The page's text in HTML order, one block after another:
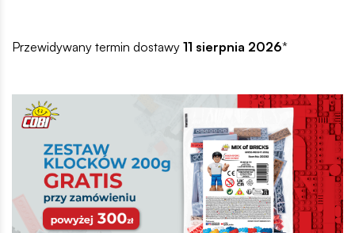
Przewidywany termin dostawy 11 sierpnia 2026*